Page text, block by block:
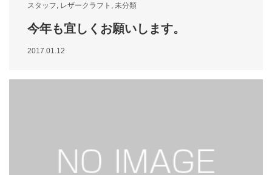
スタッフ レザークラフト 未分類
今年も宜しくお願いします。
2017.01.12